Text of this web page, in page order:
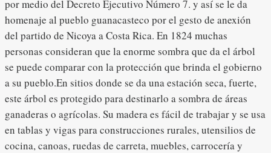
por medio del Decreto Ejecutivo Número 7. y así se le da
homenaje al pueblo guanacasteco por el gesto de anexión
del partido de Nicoya a Costa Rica. En 1824 muchas
personas consideran que la enorme sombra que da el árbol
se puede comparar con la protección que brinda el gobierno
a su pueblo.En sitios donde se da una estación seca, fuerte,
este árbol es protegido para destinarlo a sombra de áreas
ganaderas o agrícolas. Su madera es fácil de trabajar y se usa
en tablas y vigas para construcciones rurales, utensilios de
cocina, canoas, ruedas de carreta, muebles, carrocería y